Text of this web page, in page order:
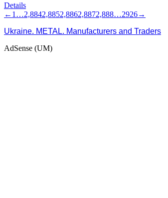
Details
← 1 …2,8842,8852,8862,8872,888…2926→
Ukraine. METAL. Manufacturers and Traders
AdSense (UM)